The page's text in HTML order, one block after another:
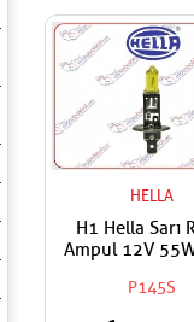
HELLA
H1 Hella Sarı
Ampul 12V
P145S